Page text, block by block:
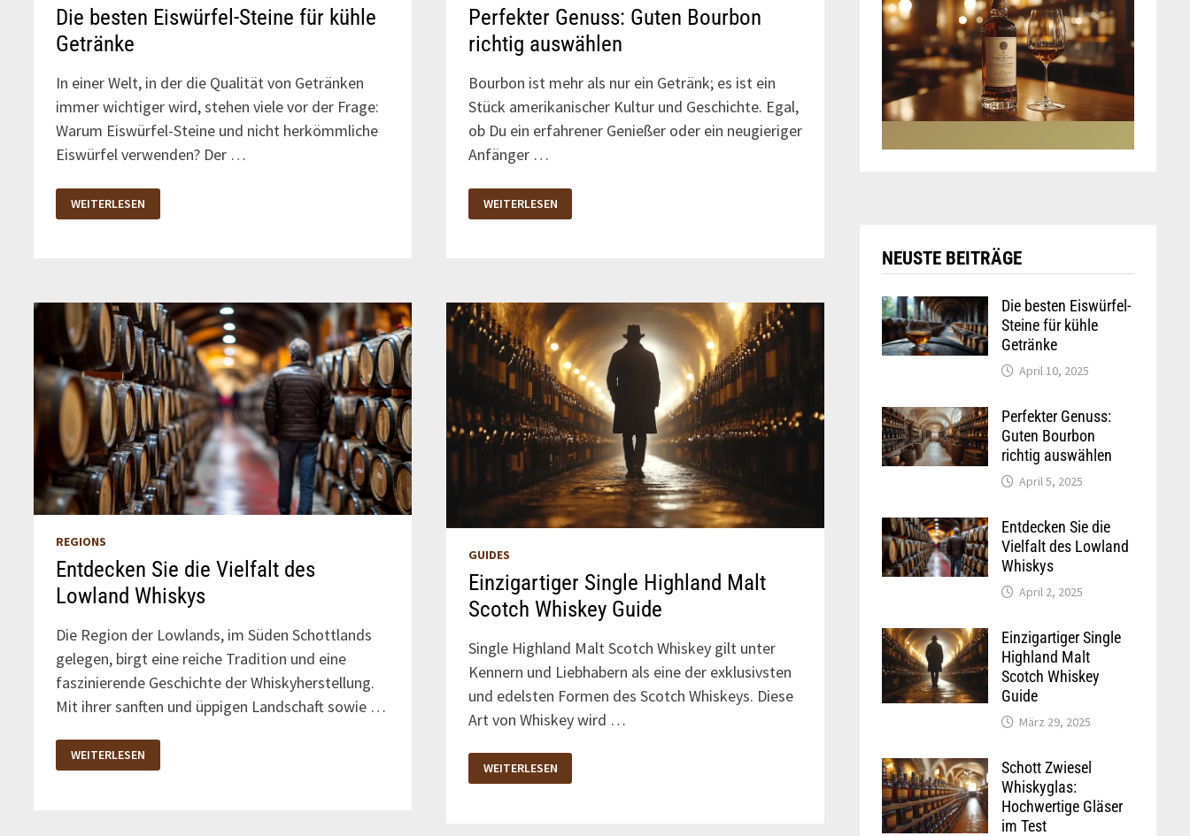
Die besten Eiswürfel-Steine für kühle
Getränke
In einer Welt, in der die Qualität von Getränken
immer wichtiger wird, stehen viele vor der Frage:
Warum Eiswürfel-Steine und nicht herkömmliche
Eiswürfel verwenden? Der …
BESTEN
EISWÜRFEL-
WEITERLESEN
Perfekter Genuss: Guten Bourbon
richtig auswählen
Bourbon ist mehr als nur ein Getränk; es ist ein
Stück amerikanischer Kultur und Geschichte. Egal,
ob Du ein erfahrener Genießer oder ein neugieriger
Anfänger …
GENUSS:
GUTEN
WEITERLESEN
REGIONS
Entdecken Sie die Vielfalt des
Lowland Whiskys
Die Region der Lowlands, im Süden Schottlands
gelegen, birgt eine reiche Tradition und eine
faszinierende Geschichte der Whiskyherstellung.
Mit ihrer sanften und üppigen Landschaft sowie …
ENTDECKEN
SIE
DIE
WEITERLESEN
GUIDES
Einzigartiger Single Highland Malt
Scotch Whiskey Guide
Single Highland Malt Scotch Whiskey gilt unter
Kennern und Liebhabern als eine der exklusivsten
und edelsten Formen des Scotch Whiskeys. Diese
Art von Whiskey wird …
SINGLE
HIGHLAND
WEITERLESEN
NEUSTE BEITRÄGE
Die besten Eiswürfel-
Steine für kühle
Getränke
April 10, 2025
Perfekter Genuss:
Guten Bourbon
richtig auswählen
April 5, 2025
Entdecken Sie die
Vielfalt des Lowland
Whiskys
April 2, 2025
Einzigartiger Single
Highland Malt
Scotch Whiskey
Guide
März 29, 2025
Schott Zwiesel
Whiskyglas:
Hochwertige Gläser
im Test